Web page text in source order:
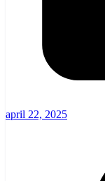
april 22, 2025